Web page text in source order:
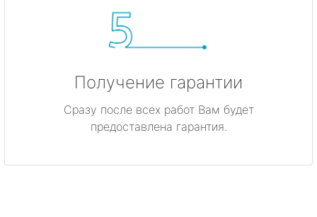
Получение гарантии
Сразу после всех работ Вам будет
предоставлена гарантия.